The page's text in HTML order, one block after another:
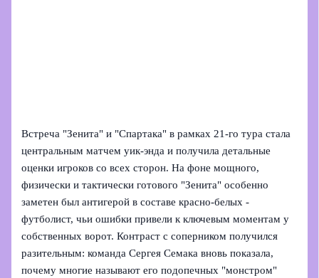
Встреча "Зенита" и "Спартака" в рамках 21-го тура стала
центральным матчем уик-энда и получила детальные
оценки игроков со всех сторон. На фоне мощного,
физически и тактически готового "Зенита" особенно
заметен был антигерой в составе красно-белых -
футболист, чьи ошибки привели к ключевым моментам у
собственных ворот. Контраст с соперником получился
разительным: команда Сергея Семака вновь показала,
почему многие называют его подопечных "монстром"